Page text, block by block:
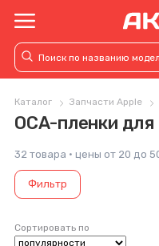
Каталог Запчасти Apple
OCA-пленки для
32 товара · цены от 20 до
Фильтр
Сортировать по